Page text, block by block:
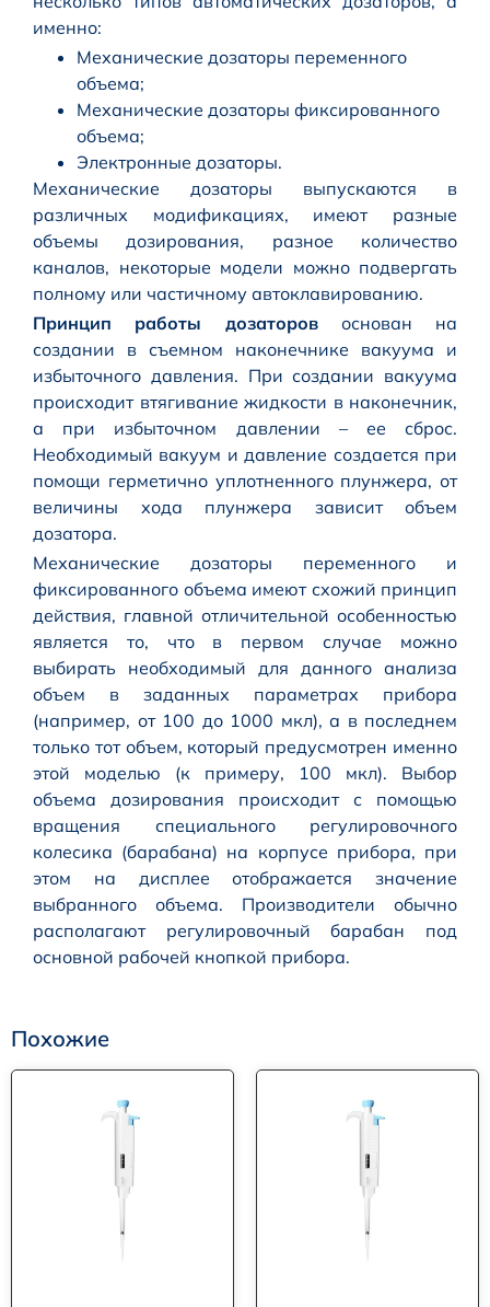
именно:
Механические дозаторы переменного
объема;
Механические дозаторы фиксированного
объема;
Электронные дозаторы.
Механические дозаторы выпускаются в
различных модификациях, имеют разные
объемы дозирования, разное количество
каналов, некоторые модели можно подвергать
полному или частичному автоклавированию.
Принцип работы дозаторовоснован на
создании в съемном наконечнике вакуума и
избыточного давления. При создании вакуума
происходит втягивание жидкости в наконечник,
а при избыточном давлении – ее сброс.
Необходимый вакуум и давление создается при
помощи герметично уплотненного плунжера, от
величины хода плунжера зависит объем
дозатора.
Механические дозаторы переменного и
фиксированного объема имеют схожий принцип
действия, главной отличительной особенностью
является то, что в первом случае можно
выбирать необходимый для данного анализа
объем в заданных параметрах прибора
(например, от 100 до 1000 мкл), а в последнем
только тот объем, который предусмотрен именно
этой моделью (к примеру, 100 мкл). Выбор
объема дозирования происходит с помощью
вращения специального регулировочного
колесика (барабана) на корпусе прибора, при
этом на дисплее отображается значение
выбранного объема. Производители обычно
располагают регулировочный барабан под
основной рабочей кнопкой прибора.
Похожие